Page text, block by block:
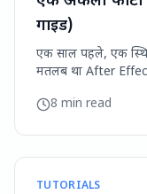
गाइड)
एक साल पहले, एक
मतलब था After
8 min read
TUTORIALS